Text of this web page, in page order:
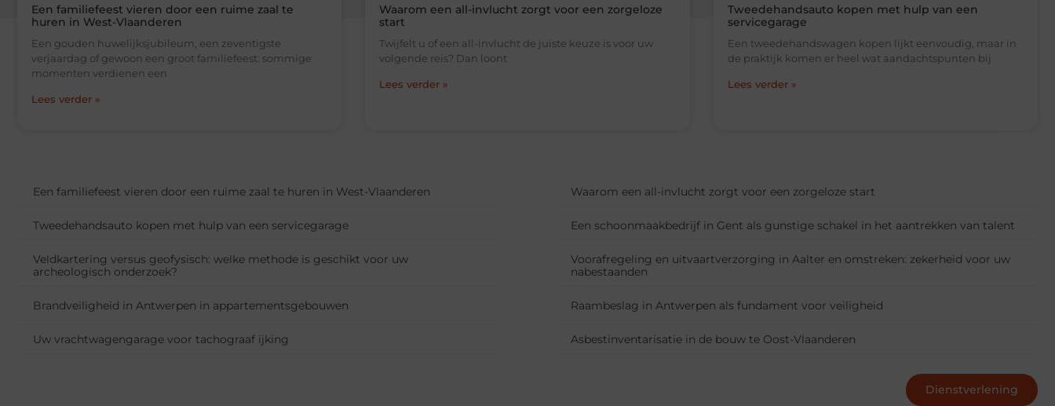
Een familiefeest vieren door een ruime zaal te
huren in West-Vlaanderen
Een gouden huwelijksjubileum, een zeventigste
verjaardag of gewoon een groot familiefeest: sommige
momenten verdienen een
Lees verder »
Waarom een all-invlucht zorgt voor een zorgeloze
start
Twijfelt u of een all-invlucht de juiste keuze is voor uw
volgende reis? Dan loont
Lees verder »
Tweedehandsauto kopen met hulp van een
servicegarage
Een tweedehandswagen kopen lijkt eenvoudig, maar in
de praktijk komen er heel wat aandachtspunten bij
Lees verder »
Een familiefeest vieren door een ruime zaal te huren in West-Vlaanderen Waarom een all-invlucht zorgt voor een zorgeloze start
Tweedehandsauto kopen met hulp van een servicegarage Een schoonmaakbedrijf in Gent als gunstige schakel in het aantrekken van talent
Veldkartering versus geofysisch: welke methode is geschikt voor uw
archeologisch onderzoek?
Voorafregeling en uitvaartverzorging in Aalter en omstreken: zekerheid voor uw
nabestaanden
Brandveiligheid in Antwerpen in appartementsgebouwen Raambeslag in Antwerpen als fundament voor veiligheid
Uw vrachtwagengarage voor tachograaf ijking Asbestinventarisatie in de bouw te Oost-Vlaanderen
Dienstverlening